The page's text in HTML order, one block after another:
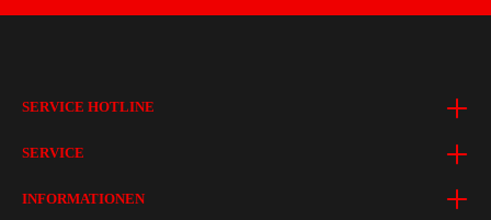
SERVICE HOTLINE
SERVICE
INFORMATIONEN